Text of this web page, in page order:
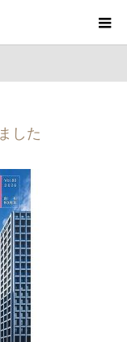
した